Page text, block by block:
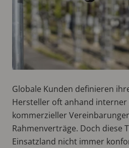
Globale Kunden definieren
Hersteller oft anhand interner
kommerzieller
Rahmenverträge. Doch diese
Einsatzland nicht immer